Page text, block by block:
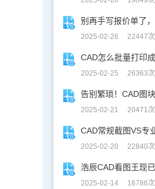
2025-02-26 22447次
2025-02-25 26363次
2025-02-21 20471次
2025-02-20 22840次
2025-02-14 16786次